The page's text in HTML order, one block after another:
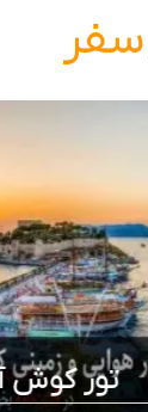
سفر